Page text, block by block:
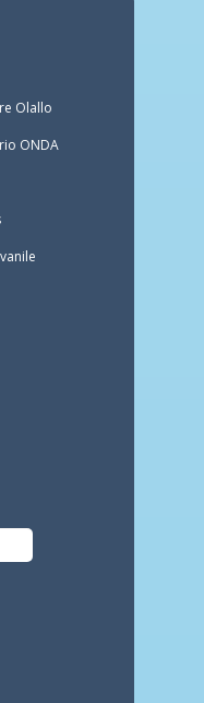
Olallo
ONDA